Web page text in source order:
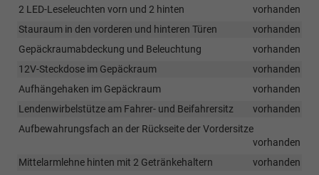
2 LED-Leseleuchten vorn und 2 hinten
vorhanden
Stauraum in den vorderen und hinteren Türen
vorhanden
Gepäckraumabdeckung und Beleuchtung
vorhanden
12V-Steckdose im Gepäckraum
vorhanden
Aufhängehaken im Gepäckraum
vorhanden
Lendenwirbelstütze am Fahrer- und Beifahrersitz
vorhanden
Aufbewahrungsfach an der Rückseite der Vordersitze
vorhanden
Mittelarmlehne hinten mit 2 Getränkehaltern
vorhanden